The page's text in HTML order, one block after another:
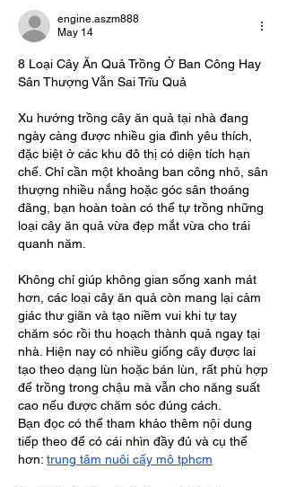
engine.aszm888
May 14
8 Loại Cây Ăn Quả Trồng Ở Ban Công Hay
Sân Thượng Vẫn Sai Trĩu Quả
Xu hướng trồng cây ăn quả tại nhà đang
ngày càng được nhiều gia đình yêu thích,
đặc biệt ở các khu đô thị có diện tích hạn
chế. Chỉ cần một khoảng ban công nhỏ, sân
thượng nhiều nắng hoặc góc sân thoáng
đãng, bạn hoàn toàn có thể tự trồng những
loại cây ăn quả vừa đẹp mắt vừa cho trái
quanh năm.
Không chỉ giúp không gian sống xanh mát
hơn, các loại cây ăn quả còn mang lại cảm
giác thư giãn và tạo niềm vui khi tự tay
chăm sóc rồi thu hoạch thành quả ngay tại
nhà. Hiện nay có nhiều giống cây được lai
tạo theo dạng lùn hoặc bán lùn, rất phù hợp
để trồng trong chậu mà vẫn cho năng suất
cao nếu được chăm sóc đúng cách.
Bạn đọc có thể tham khảo thêm nội dung
tiếp theo để có cái nhìn đầy đủ và cụ thể
hơn: trung tâm nuôi cấy mô tphcm